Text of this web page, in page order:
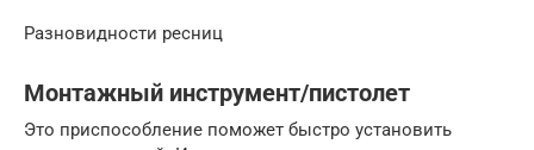
Разновидности ресниц
Монтажный инструмент/пистолет
Это приспособление поможет быстро установить